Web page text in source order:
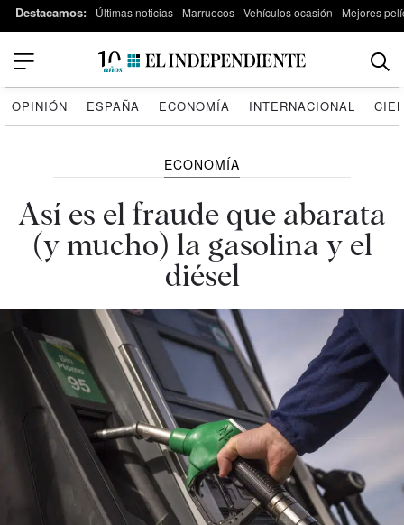
Destacamos: Últimas noticias Marruecos Vehículos ocasión Mejores
OPINIÓN ESPAÑA ECONOMÍA INTERNACIONAL
ECONOMÍA
Así es el fraude que abarata
(y mucho) la gasolina y el
diésel